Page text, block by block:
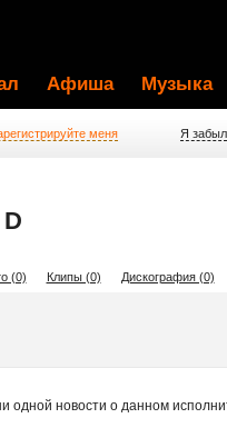
Афиша Музыка
меня Я
(0) Клипы (0) Дискография (0)
одной новости о данном